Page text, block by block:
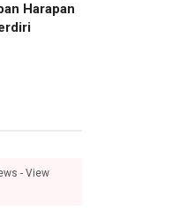
Harapan
- View